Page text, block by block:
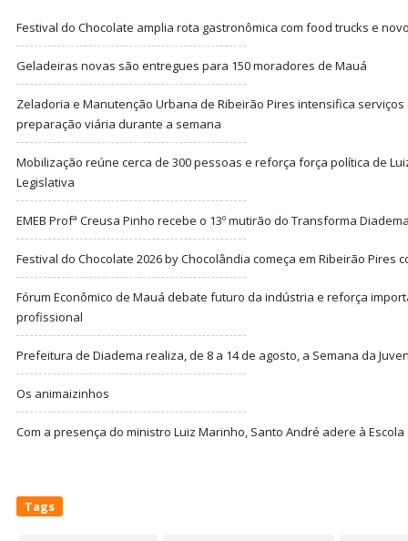
Festival do Chocolate amplia rota gastronômica com food trucks e
Geladeiras novas são entregues para 150 moradores de Mauá
Zeladoria e Manutenção Urbana de Ribeirão Pires intensifica
preparação viária durante a semana
Mobilização reúne cerca de 300 pessoas e reforça força política de
Legislativa
EMEB Profª Creusa Pinho recebe o 13º mutirão do Transforma
Festival do Chocolate 2026 by Chocolândia começa em Ribeirão Pires
Fórum Econômico de Mauá debate futuro da indústria e reforça
profissional
Prefeitura de Diadema realiza, de 8 a 14 de agosto, a Semana da
Os animaizinhos
Com a presença do ministro Luiz Marinho, Santo André adere à
Tags